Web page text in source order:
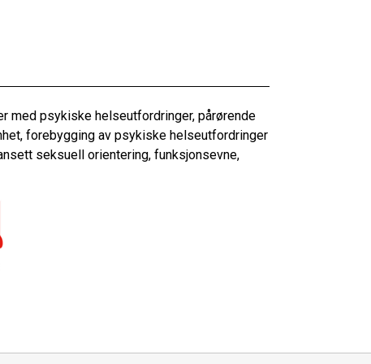
med psykiske helseutfordringer, pårørende
forebygging av psykiske helseutfordringer
seksuell orientering, funksjonsevne,